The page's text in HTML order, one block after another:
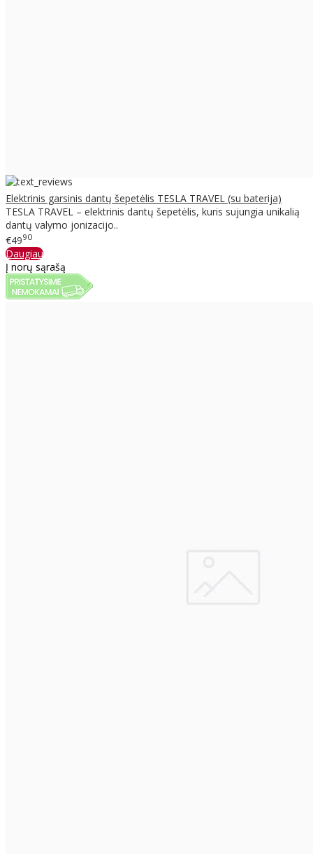
Elektrinis garsinis dantų šepetėlis TESLA TRAVEL (su baterija)
TESLA TRAVEL – elektrinis dantų šepetėlis, kuris sujungia unikalią
dantų valymo jonizacijo..
€4990
Daugiau
Į norų sąrašą